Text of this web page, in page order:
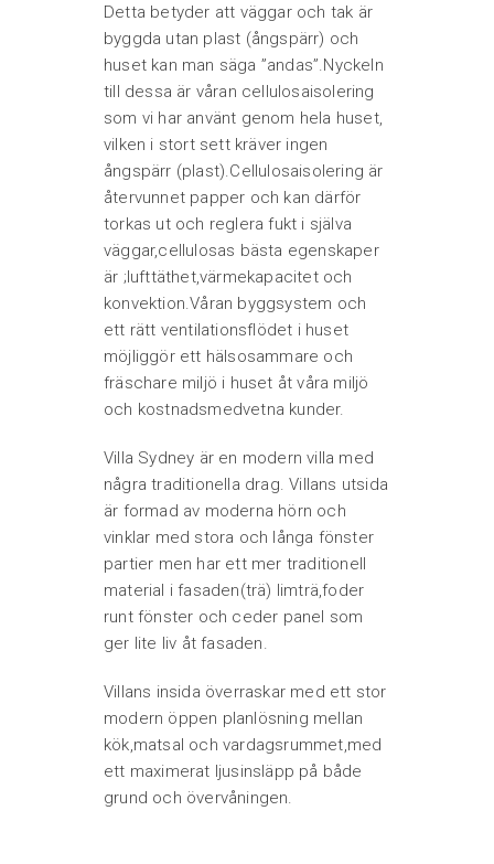
Detta betyder att väggar och tak är
byggda utan plast (ångspärr) och
huset kan man säga ”andas”.Nyckeln
till dessa är våran cellulosaisolering
som vi har använt genom hela huset,
vilken i stort sett kräver ingen
ångspärr (plast).Cellulosaisolering är
återvunnet papper och kan därför
torkas ut och reglera fukt i själva
väggar,cellulosas bästa egenskaper
är ;lufttäthet,värmekapacitet och
konvektion.Våran byggsystem och
ett rätt ventilationsflödet i huset
möjliggör ett hälsosammare och
fräschare miljö i huset åt våra miljö
och kostnadsmedvetna kunder.
Villa Sydney är en modern villa med
några traditionella drag. Villans utsida
är formad av moderna hörn och
vinklar med stora och långa fönster
partier men har ett mer traditionell
material i fasaden(trä) limträ,foder
runt fönster och ceder panel som
ger lite liv åt fasaden.
Villans insida överraskar med ett stor
modern öppen planlösning mellan
kök,matsal och vardagsrummet,med
ett maximerat ljusinsläpp på både
grund och övervåningen.